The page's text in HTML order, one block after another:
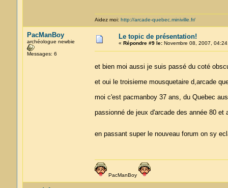
Aidez moi: http://arcade-quebec.miniville.fr/
PacManBoy
archéologue newbie
Messages: 6
Le topic de présentation!
« Répondre #9 le:Novembre 08, 2007,
et bien moi aussi je suis passé du coté
et oui le troisieme mousquetaire d,arcade
moi c'est pacmanboy 37 ans, du Quebec
passionné de jeux d'arcade des année 80 et
en passant super le nouveau forum on sy
PacManBoy